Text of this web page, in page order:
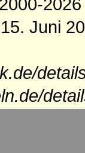
2026
Juni